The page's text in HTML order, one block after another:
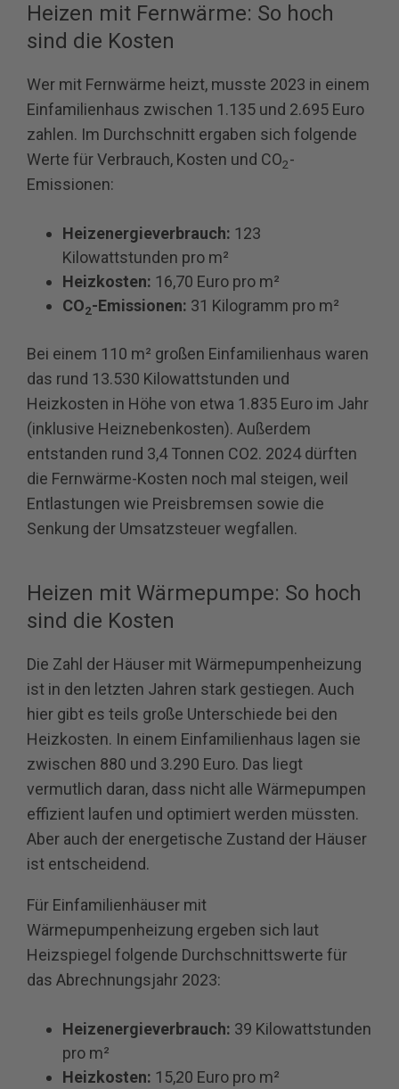
Heizen mit Fernwärme: So hoch
sind die Kosten
Wer mit Fernwärme heizt, musste 2023 in einem
Einfamilienhaus zwischen 1.135 und 2.695 Euro
zahlen. Im Durchschnitt ergaben sich folgende
Werte für Verbrauch, Kosten und CO2-
Emissionen:
Heizenergieverbrauch: 123
Kilowattstunden pro m²
Heizkosten: 16,70 Euro pro m²
CO2-Emissionen: 31 Kilogramm pro m²
Bei einem 110 m² großen Einfamilienhaus waren
das rund 13.530 Kilowattstunden und
Heizkosten in Höhe von etwa 1.835 Euro im Jahr
(inklusive Heiznebenkosten). Außerdem
entstanden rund 3,4 Tonnen CO2. 2024 dürften
die Fernwärme-Kosten noch mal steigen, weil
Entlastungen wie Preisbremsen sowie die
Senkung der Umsatzsteuer wegfallen.
Heizen mit Wärmepumpe: So hoch
sind die Kosten
Die Zahl der Häuser mit Wärmepumpenheizung
ist in den letzten Jahren stark gestiegen. Auch
hier gibt es teils große Unterschiede bei den
Heizkosten. In einem Einfamilienhaus lagen sie
zwischen 880 und 3.290 Euro. Das liegt
vermutlich daran, dass nicht alle Wärmepumpen
effizient laufen und optimiert werden müssten.
Aber auch der energetische Zustand der Häuser
ist entscheidend.
Für Einfamilienhäuser mit
Wärmepumpenheizung ergeben sich laut
Heizspiegel folgende Durchschnittswerte für
das Abrechnungsjahr 2023:
Heizenergieverbrauch: 39 Kilowattstunden
pro m²
Heizkosten: 15,20 Euro pro m²